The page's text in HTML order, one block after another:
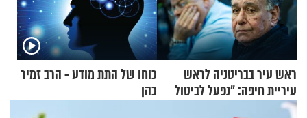
ראש עיר בבריטניה לראש
עיריית חיפה: ״נפעל לביטול
ברית הערים התאומות״
כוחו של התת מודע - הרב זמיר
כהן